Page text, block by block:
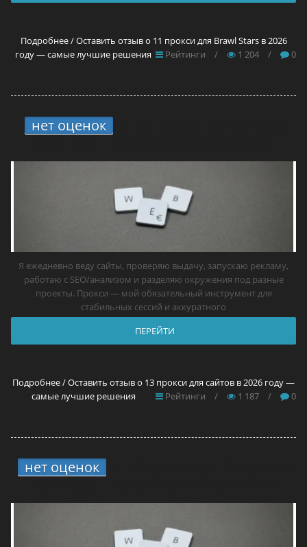
Подробнее / Оставить отзыв о 11 прокси для Brawl Stars в 2026
году — самые лучшие решения
Рейтинги / 1 204 / 0
нет оценок
Я ежедневно веду сайты, проверяю выдачу, запускаю рекламу,
работаю с SEO/анализом и разделяю окружения под разные
проекты. Прокси — мой обязательный инструмент для
стабильных сессий и аккуратного
ПЕРЕЙТИ
Подробнее / Оставить отзыв о 13 прокси для сайтов в 2026 году —
самые лучшие решения
Рейтинги / 1 187 / 0
нет оценок